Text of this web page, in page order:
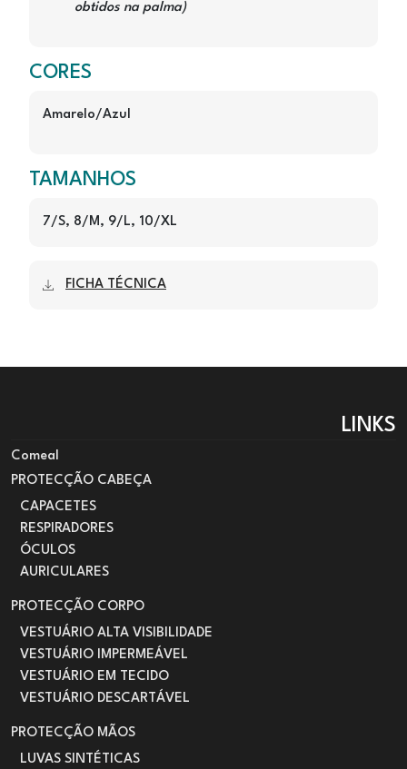
obtidos na palma)
CORES
Amarelo/Azul
TAMANHOS
7/S, 8/M, 9/L, 10/XL
FICHA TÉCNICA
LINKS
Comeal
PROTECÇÃO CABEÇA
CAPACETES
RESPIRADORES
ÓCULOS
AURICULARES
PROTECÇÃO CORPO
VESTUÁRIO ALTA VISIBILIDADE
VESTUÁRIO IMPERMEÁVEL
VESTUÁRIO EM TECIDO
VESTUÁRIO DESCARTÁVEL
PROTECÇÃO MÃOS
LUVAS SINTÉTICAS